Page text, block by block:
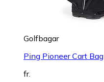
Golfbagar
Ping Pioneer Cart Bag
fr.